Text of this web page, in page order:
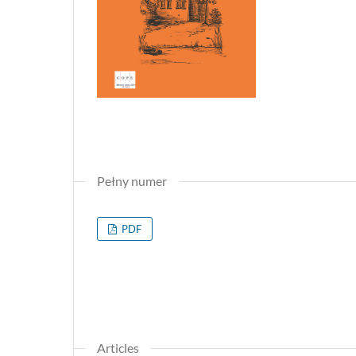
Pełny numer
PDF
Articles